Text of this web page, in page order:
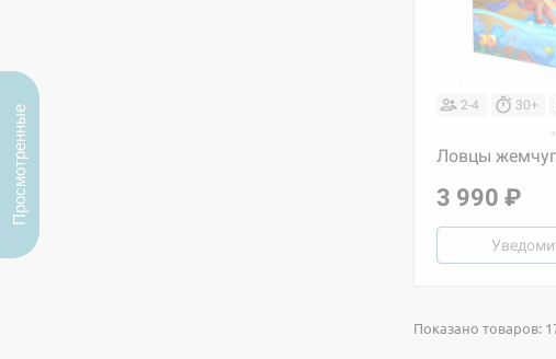
2-4 30+
Ловцы
3 990 ₽
Показано товаров:
Просмотренные